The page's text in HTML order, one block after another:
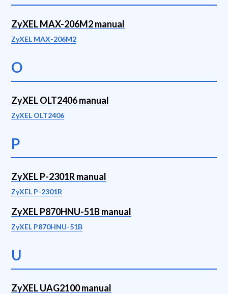
ZyXEL MAX-206M2 manual
ZyXEL MAX-206M2
O
ZyXEL OLT2406 manual
ZyXEL OLT2406
P
ZyXEL P-2301R manual
ZyXEL P-2301R
ZyXEL P870HNU-51B manual
ZyXEL P870HNU-51B
U
ZyXEL UAG2100 manual